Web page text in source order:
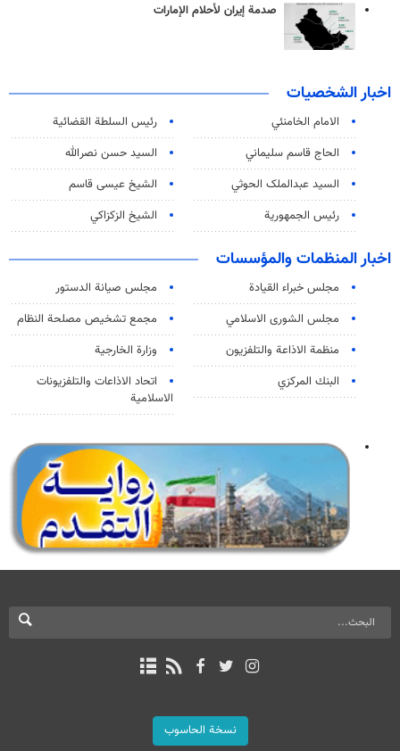
صدمة إيران لأحلام الإمارات
اخبار الشخصيات
الامام الخامنئي
رئیس السلطة القضائیة
الحاج قاسم سليماني
السيد حسن نصرالله
السید عبدالملک الحوثي
الشيخ عيسى قاسم
رئيس الجمهورية
الشيخ الزكزاكي
اخبار المنظمات والمؤسسات
مجلس خبراء القيادة
مجلس صيانة الدستور
مجلس الشورى الاسلامي
مجمع تشخيص مصلحة النظام
منظمة الاذاعة والتلفزیون
وزارة الخارجية
البنك المركزي
اتحاد الاذاعات والتلفزيونات
الاسلامية
نسخة الحاسوب